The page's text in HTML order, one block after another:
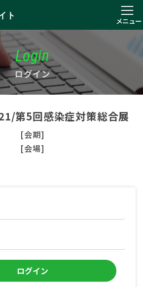
ト
メニュー
Login
ログイン
第5回感染症対策総合展
[会期]
[会場]